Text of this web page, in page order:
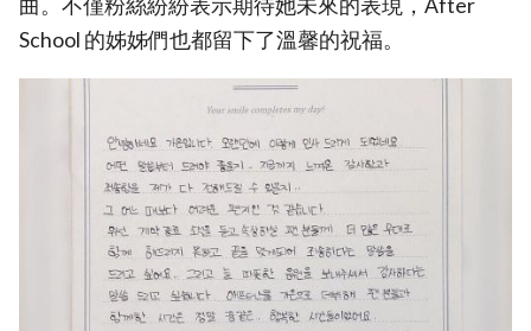
曲。不僅粉絲紛紛表示期待她未來的表現，After
School 的姊姊們也都留下了溫馨的祝福。